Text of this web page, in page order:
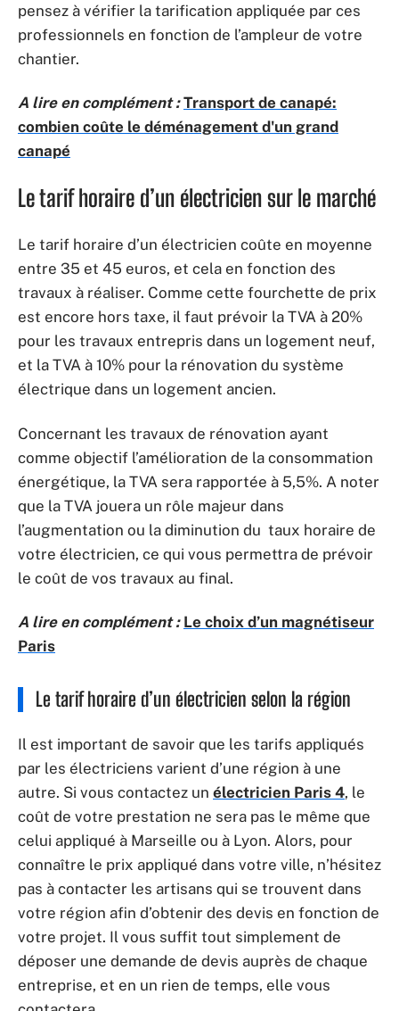
pensez à vérifier la tarification appliquée par ces
professionnels en fonction de l’ampleur de votre
chantier.
A lire en complément : Transport de canapé:
combien coûte le déménagement d'un grand
canapé
Le tarif horaire d’un électricien sur le marché
Le tarif horaire d’un électricien coûte en moyenne
entre 35 et 45 euros, et cela en fonction des
travaux à réaliser. Comme cette fourchette de prix
est encore hors taxe, il faut prévoir la TVA à 20%
pour les travaux entrepris dans un logement neuf,
et la TVA à 10% pour la rénovation du système
électrique dans un logement ancien.
Concernant les travaux de rénovation ayant
comme objectif l’amélioration de la consommation
énergétique, la TVA sera rapportée à 5,5%. A noter
que la TVA jouera un rôle majeur dans
l’augmentation ou la diminution du taux horaire de
votre électricien, ce qui vous permettra de prévoir
le coût de vos travaux au final.
A lire en complément : Le choix d’un magnétiseur
Paris
Le tarif horaire d’un électricien selon la région
Il est important de savoir que les tarifs appliqués
par les électriciens varient d’une région à une
autre. Si vous contactez un électricien Paris 4, le
coût de votre prestation ne sera pas le même que
celui appliqué à Marseille ou à Lyon. Alors, pour
connaître le prix appliqué dans votre ville, n’hésitez
pas à contacter les artisans qui se trouvent dans
votre région afin d’obtenir des devis en fonction de
votre projet. Il vous suffit tout simplement de
déposer une demande de devis auprès de chaque
entreprise, et en un rien de temps, elle vous